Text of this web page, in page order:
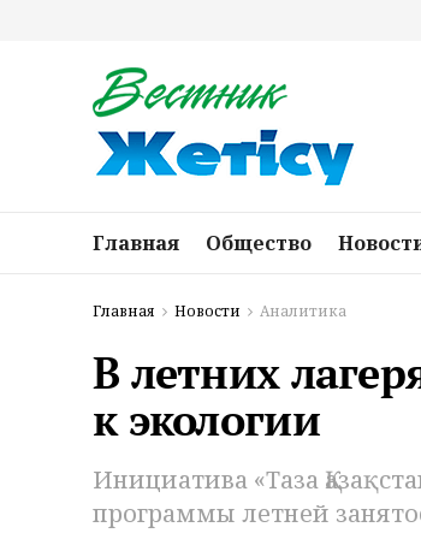
Главная Общество
Главная Новости Аналитика
В летних
к экологии
Инициатива «Таза
программы летней